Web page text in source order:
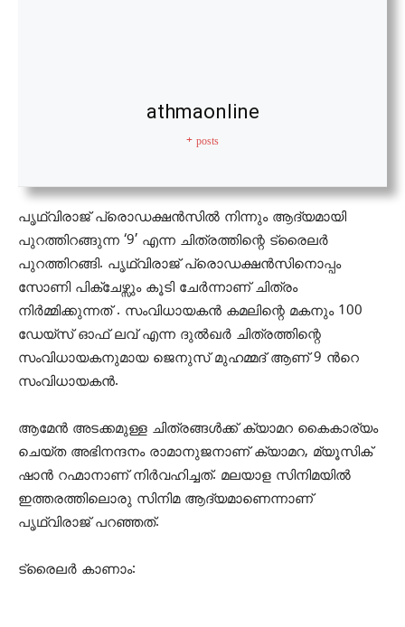
athmaonline
+ posts
പൃഥ്വിരാജ് പ്രൊഡക്ഷൻസിൽ നിന്നും ആദ്യമായി
പുറത്തിറങ്ങുന്ന ‘9’ എന്ന ചിത്രത്തിന്റെ ട്രൈലർ
പുറത്തിറങ്ങി. പൃഥ്വിരാജ് പ്രൊഡക്ഷൻസിനൊപ്പം
സോണി പിക്ചേഴ്സും കൂടി ചേർന്നാണ് ചിത്രം
നിർമ്മിക്കുന്നത് . സംവിധായകൻ കമലിന്റെ മകനും 100
ഡേയ്സ് ഓഫ് ലവ് എന്ന ദുൽഖർ ചിത്രത്തിന്റെ
സംവിധായകനുമായ ജെനുസ് മുഹമ്മദ് ആണ് 9 ന്‍റെ
സംവിധായകൻ.
ആമേൻ അടക്കമുള്ള ചിത്രങ്ങൾക്ക് ക്യാമറ കൈകാര്യം
ചെയ്ത അഭിനന്ദനം രാമാനുജനാണ് ക്യാമറ, മ്യൂസിക്
ഷാൻ റഹ്മാനാണ് നിർവഹിച്ചത്. മലയാള സിനിമയിൽ
ഇത്തരത്തിലൊരു സിനിമ ആദ്യമാണെന്നാണ്
പൃഥ്വിരാജ് പറഞ്ഞത്.
ട്രൈലർ കാണാം: